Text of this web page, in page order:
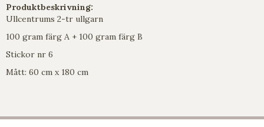
Produktbeskrivning:
Ullcentrums 2-tr ullgarn
100 gram färg A + 100 gram färg B
Stickor nr 6
Mått: 60 cm x 180 cm